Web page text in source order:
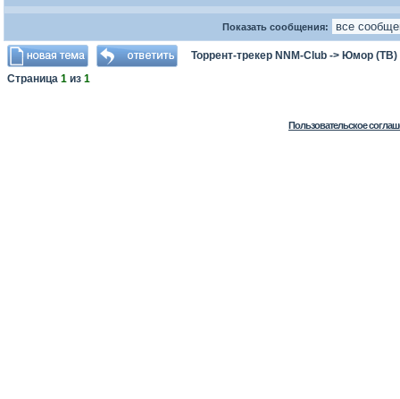
Показать сообщения:
Торрент-трекер NNM-Club -> Юмор (ТВ)
Страница 1 из 1
Пользовательское